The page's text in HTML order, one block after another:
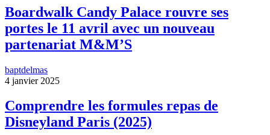
Boardwalk Candy Palace rouvre ses
portes le 11 avril avec un nouveau
partenariat M&M’S
baptdelmas
4 janvier 2025
Comprendre les formules repas de
Disneyland Paris (2025)